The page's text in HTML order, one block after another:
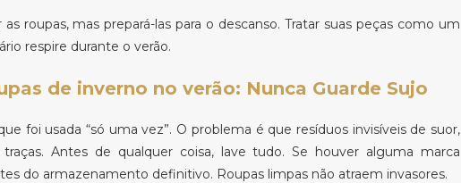
roupas, mas prepará-las para o descanso. Tratar suas peças como um
respire durante o verão.
de inverno no verão: Nunca Guarde Sujo
foi usada “só uma vez”. O problema é que resíduos invisíveis de suor,
Antes de qualquer coisa, lave tudo. Se houver alguma marca
do armazenamento definitivo. Roupas limpas não atraem invasores.